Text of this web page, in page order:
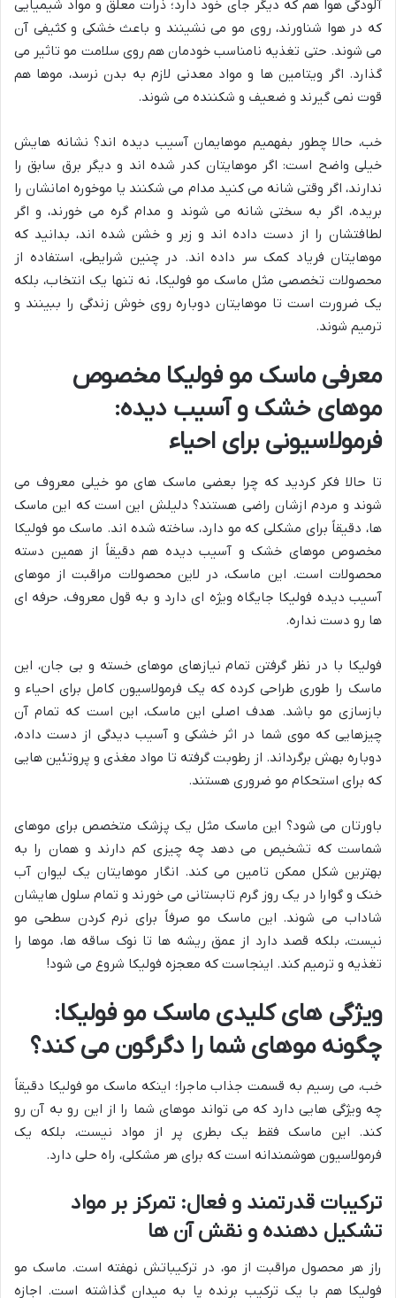
آلودگی هوا هم که دیگر جای خود دارد؛ ذرات معلق و مواد شیمیایی
که در هوا شناورند، روی مو می نشینند و باعث خشکی و کثیفی آن
می شوند. حتی تغذیه نامناسب خودمان هم روی سلامت مو تاثیر می
گذارد. اگر ویتامین ها و مواد معدنی لازم به بدن نرسد، موها هم
قوت نمی گیرند و ضعیف و شکننده می شوند.
خب، حالا چطور بفهمیم موهایمان آسیب دیده اند؟ نشانه هایش
خیلی واضح است: اگر موهایتان کدر شده اند و دیگر برق سابق را
ندارند، اگر وقتی شانه می کنید مدام می شکنند یا موخوره امانشان را
بریده، اگر به سختی شانه می شوند و مدام گره می خورند، و اگر
لطافتشان را از دست داده اند و زبر و خشن شده اند، بدانید که
موهایتان فریاد کمک سر داده اند. در چنین شرایطی، استفاده از
محصولات تخصصی مثل ماسک مو فولیکا، نه تنها یک انتخاب، بلکه
یک ضرورت است تا موهایتان دوباره روی خوش زندگی را ببینند و
ترمیم شوند.
معرفی ماسک مو فولیکا مخصوص
موهای خشک و آسیب دیده:
فرمولاسیونی برای احیاء
تا حالا فکر کردید که چرا بعضی ماسک های مو خیلی معروف می
شوند و مردم ازشان راضی هستند؟ دلیلش این است که این ماسک
ها، دقیقاً برای مشکلی که مو دارد، ساخته شده اند. ماسک مو فولیکا
مخصوص موهای خشک و آسیب دیده هم دقیقاً از همین دسته
محصولات است. این ماسک، در لاین محصولات مراقبت از موهای
آسیب دیده فولیکا جایگاه ویژه ای دارد و به قول معروف، حرفه ای
ها رو دست نداره.
فولیکا با در نظر گرفتن تمام نیازهای موهای خسته و بی جان، این
ماسک را طوری طراحی کرده که یک فرمولاسیون کامل برای احیاء و
بازسازی مو باشد. هدف اصلی این ماسک، این است که تمام آن
چیزهایی که موی شما در اثر خشکی و آسیب دیدگی از دست داده،
دوباره بهش برگرداند. از رطوبت گرفته تا مواد مغذی و پروتئین هایی
که برای استحکام مو ضروری هستند.
باورتان می شود؟ این ماسک مثل یک پزشک متخصص برای موهای
شماست که تشخیص می دهد چه چیزی کم دارند و همان را به
بهترین شکل ممکن تامین می کند. انگار موهایتان یک لیوان آب
خنک و گوارا در یک روز گرم تابستانی می خورند و تمام سلول هایشان
شاداب می شوند. این ماسک مو صرفاً برای نرم کردن سطحی مو
نیست، بلکه قصد دارد از عمق ریشه ها تا نوک ساقه ها، موها را
تغذیه و ترمیم کند. اینجاست که معجزه فولیکا شروع می شود!
ویژگی های کلیدی ماسک مو فولیکا:
چگونه موهای شما را دگرگون می کند؟
خب، می رسیم به قسمت جذاب ماجرا؛ اینکه ماسک مو فولیکا دقیقاً
چه ویژگی هایی دارد که می تواند موهای شما را از این رو به آن رو
کند. این ماسک فقط یک بطری پر از مواد نیست، بلکه یک
فرمولاسیون هوشمندانه است که برای هر مشکلی، راه حلی دارد.
ترکیبات قدرتمند و فعال: تمرکز بر مواد
تشکیل دهنده و نقش آن ها
راز هر محصول مراقبت از مو، در ترکیباتش نهفته است. ماسک مو
فولیکا هم با یک ترکیب برنده پا به میدان گذاشته است. اجازه